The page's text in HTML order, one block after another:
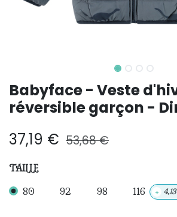
Babyface - Veste
réversible garçon -
37,19 € 53,68€
TAILLE
80 92 98 116 + 4,13